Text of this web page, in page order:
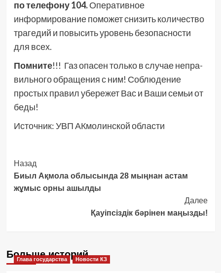
по телефону 104.Оперативное
информирование поможет снизить количество
трагедий и повысить уровень безопасности
для всех.
Помните!!! Газ опасен только в случае непра­
вильного обращения с ним! Соблюдение
простых правил убережет Вас и Ваши семьи от
беды!
Источник: УВП АКмолинской области
Post
Navigation
Назад
Биыл Ақмола облысында 28 мыңнан астам
жұмыс орны ашылды
Далее
Қауіпсіздік бәрінен маңызды!
Больше историй
Глава государства Новости КЗ